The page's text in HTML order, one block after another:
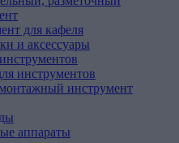
для кафеля
и аксессуары
инструментов
инструмент
аппараты